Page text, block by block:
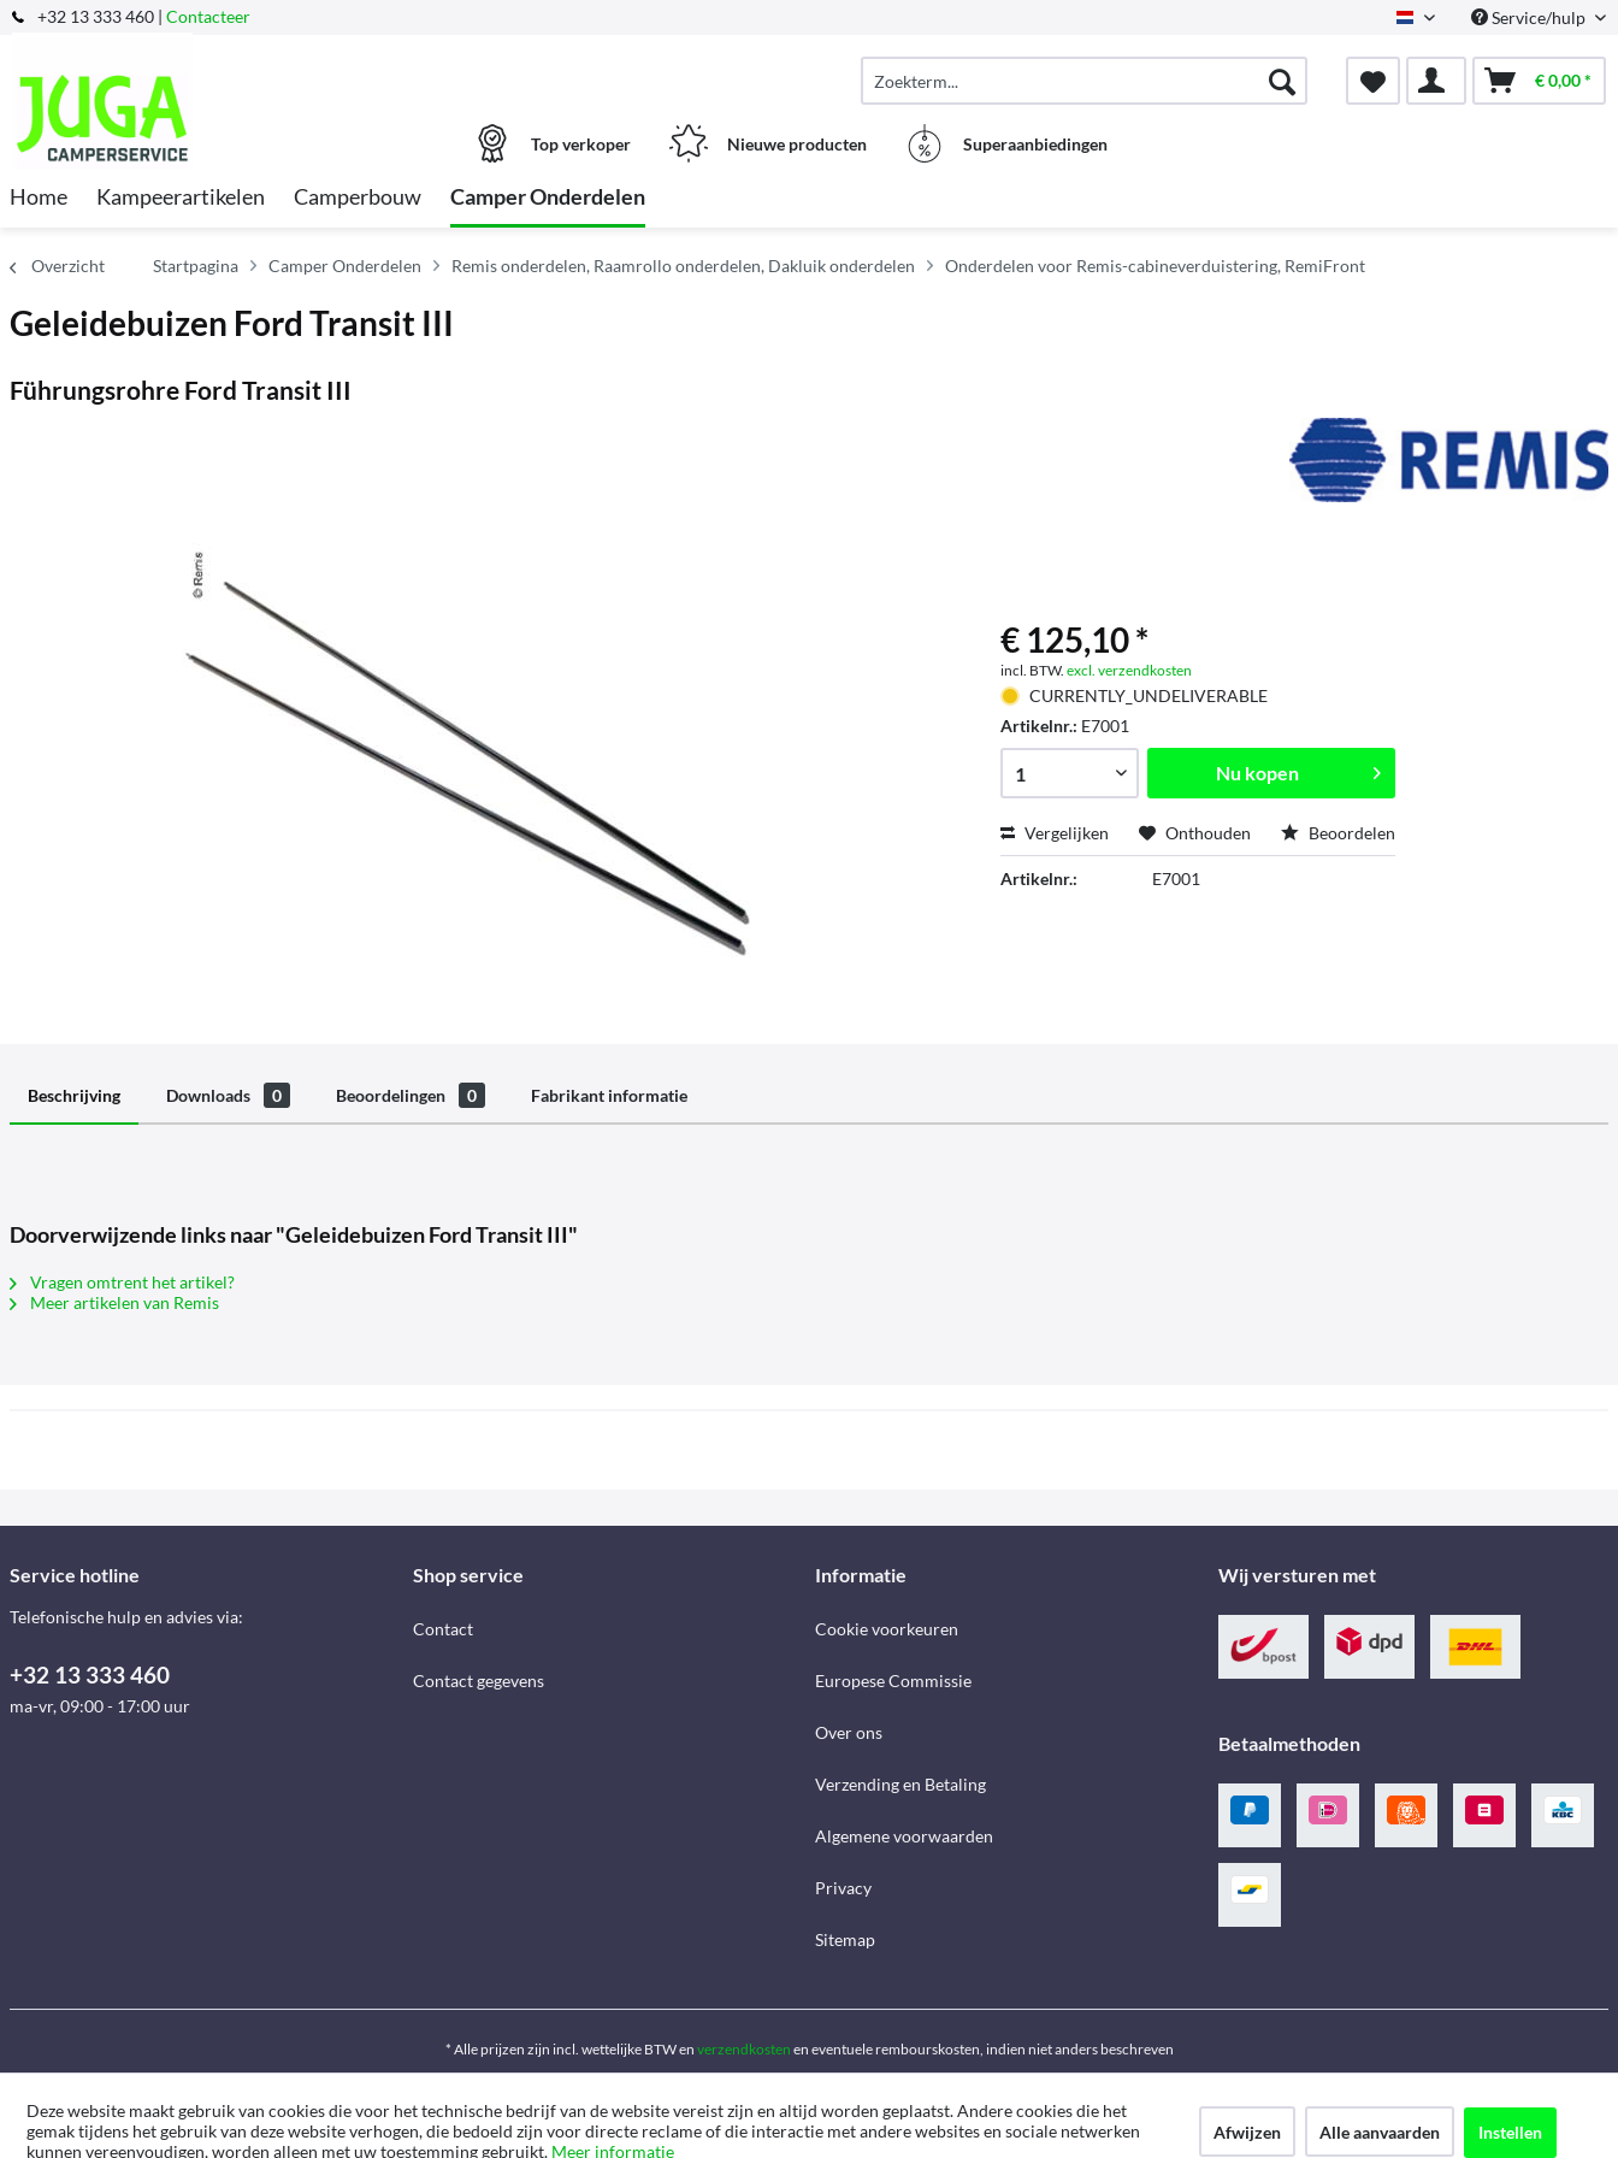
+32 13 333 460 | Contacteer Dutch Service/hulp
€ 0,00 *
Top verkoper Nieuwe producten Superaanbiedingen
Home Kampeerartikelen Camperbouw Camper Onderdelen
Overzicht Startpagina Camper Onderdelen Remis onderdelen, Raamrollo onderdelen, Dakluik onderdelen Onderdelen voor Remis-cabineverduistering, RemiFront
Geleidebuizen Ford Transit III
Führungsrohre Ford Transit III
€ 125,10 *
incl. BTW.excl. verzendkosten
CURRENTLY_UNDELIVERABLE
Artikelnr.: E7001
Nu kopen
Vergelijken Onthouden Beoordelen
Artikelnr.: E7001
Beschrijving Downloads 0 Beoordelingen 0 Fabrikant informatie
Doorverwijzende links naar "Geleidebuizen Ford Transit III"
Vragen omtrent het artikel?
Meer artikelen van Remis
Service hotline
Telefonische hulp en advies via:
+32 13 333 460
ma-vr, 09:00 - 17:00 uur
Shop service
Contact
Contact gegevens
Informatie
Cookie voorkeuren
Europese Commissie
Over ons
Verzending en Betaling
Algemene voorwaarden
Privacy
Sitemap
Wij versturen met
Betaalmethoden
* Alle prijzen zijn incl. wettelijke BTW en verzendkosten en eventuele rembourskosten, indien niet anders beschreven
Deze website maakt gebruik van cookies die voor het technische bedrijf van de website vereist zijn en altijd worden geplaatst. Andere cookies die het
gemak tijdens het gebruik van deze website verhogen, die bedoeld zijn voor directe reclame of die interactie met andere websites en sociale netwerken
kunnen vereenvoudigen, worden alleen met uw toestemming gebruikt. Meer informatie
Afwijzen Alle aanvaarden Instellen